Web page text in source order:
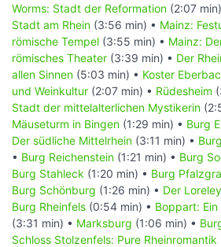
Worms: Stadt der Reformation (2:07
Stadt am Rhein (3:56 min) • Mainz:
römische Tempel (3:55 min) • Mainz:
römisches Theater (3:39 min) • Der
allen Sinnen (5:03 min) • Koster
und Weinkultur (2:07 min) • Rüdesheim
Stadt der mittelalterlichen Mystikerin
Mäuseturm in Bingen (1:29 min) • Burg
Der südliche Mittelrhein (3:11 min) •
• Burg Reichenstein (1:21 min) • Burg
Burg Stahleck (1:20 min) • Burg
Burg Schönburg (1:26 min) • Der
Burg Rheinfels (0:54 min) • Boppart:
(3:31 min) • Marksburg (1:06 min) •
Schloss Stolzenfels: Pure Rheinromantik